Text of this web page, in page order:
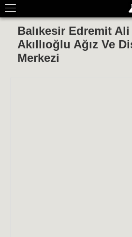
Balıkesir Edremit
Akıllıoğlu Ağız Ve
Merkezi